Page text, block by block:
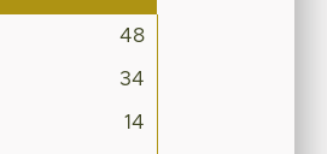
48
34
14